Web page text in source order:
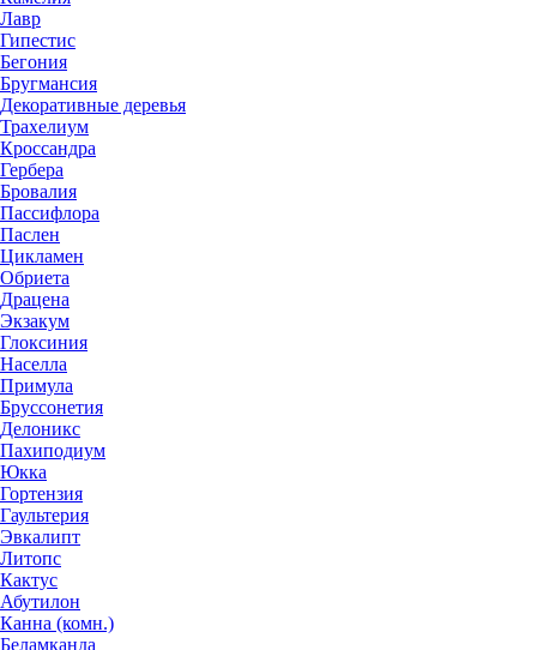
Лавр
Гипестис
Бегония
Бругмансия
Декоративные деревья
Трахелиум
Кроссандра
Гербера
Бровалия
Пассифлора
Паслен
Цикламен
Обриета
Драцена
Экзакум
Глоксиния
Населла
Примула
Бруссонетия
Делоникс
Пахиподиум
Юкка
Гортензия
Гаультерия
Эвкалипт
Литопс
Кактус
Абутилон
Канна (комн.)
Беламканда